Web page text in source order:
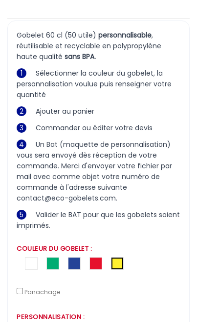
Gobelet 60 cl (50 utile) personnalisable,
réutilisable et recyclable en polypropylène
haute qualité sans BPA.
1
Sélectionner la couleur du gobelet, la
personnalisation voulue puis renseigner votre
quantité
2
Ajouter au panier
3
Commander ou éditer votre devis
4
Un Bat (maquette de personnalisation)
vous sera envoyé dès réception de votre
commande. Merci d'envoyer votre fichier par
mail avec comme objet votre numéro de
commande à l'adresse suivante
contact@eco-gobelets.com.
5
Valider le BAT pour que les gobelets soient
imprimés.
COULEUR DU GOBELET :
Panachage
PERSONNALISATION :